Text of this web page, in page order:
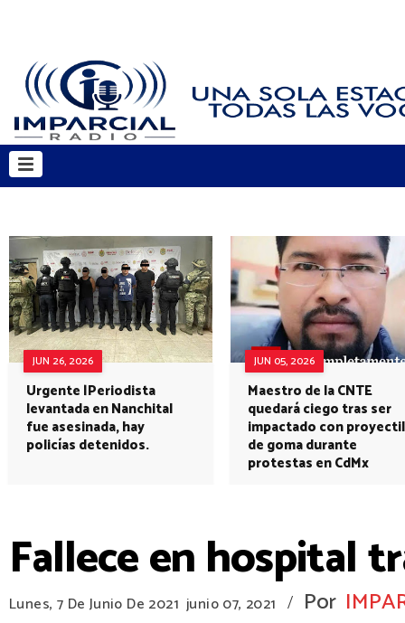
JUN 26, 2026
Urgente |Periodista
levantada en Nanchital
fue asesinada, hay
policías detenidos.
JUN 05, 2026
Maestro de la CNTE
quedará ciego tras ser
impactado con proyectil
de goma durante
protestas en CdMx
Fallece en hospital
Lunes, 7 De Junio De 2021 junio 07, 2021 / Por